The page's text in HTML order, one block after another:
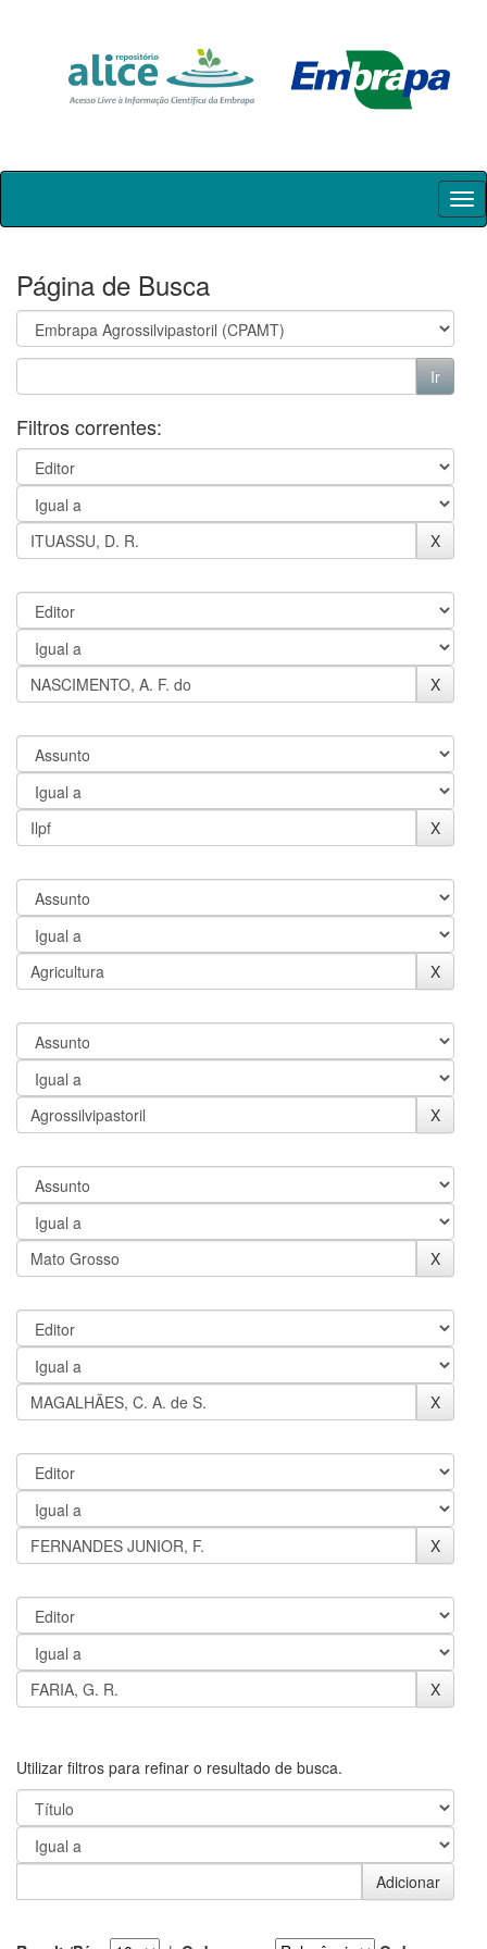
Skip
Página de Busca
Filtros correntes:
Utilizar filtros para refinar o resultado de busca.